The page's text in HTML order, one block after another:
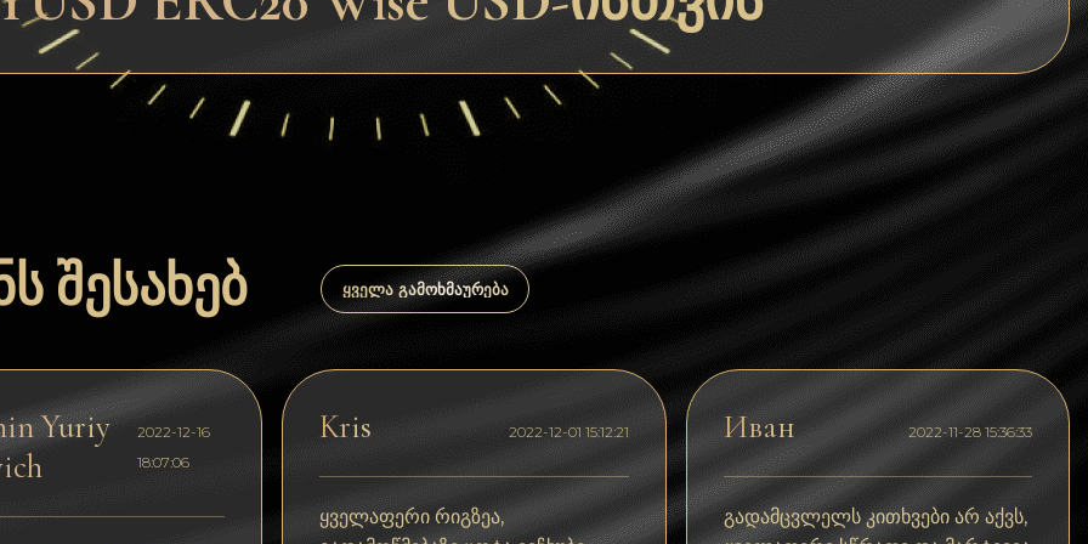
Dogecoin
Dash
Solana
Polygon (POL)
Ethereum classic (ETC)
Cardano (ADA)
Bitcoin Cash
Bitcoin SV (BSV)
Arbitrum
Optimism (OP)
Cosmos (ATOM)
შესახებ ᲧᲕᲔᲚᲐ ᲒᲐᲛᲝᲮᲛᲐᲣᲠᲔᲑᲐ
Yuriy
2022-12-16
18:07:06
Kris 2022-12-01 15:12:21
ყველაფერი რიგზეა,
Иван 2022-11-28 15:36:33
გადამცვლელს კითხვები არ აქვს,